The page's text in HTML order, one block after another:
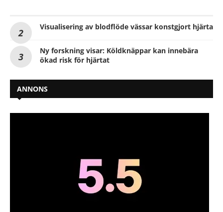
Visualisering av blodflöde vässar konstgjort hjärta
Ny forskning visar: Köldknäppar kan innebära
ökad risk för hjärtat
ANNONS